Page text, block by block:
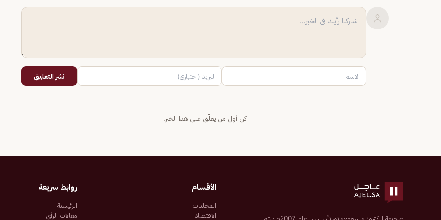
نشر التعليق
كن أول من يعلّق على هذا الخبر.
صحيفة إلكترونية سعودية تم تأسيسها عام 2007م تهتم
الأقسام
المحليات
الاقتصاد
روابط سريعة
الرئيسية
مقالات الرأي